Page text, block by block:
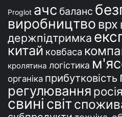
Proglot ачс баланс
виробництво врх
держпідтримка
китай ковбаса
кролятина логістика
органіка прибутковість
регулювання росія
свині світ